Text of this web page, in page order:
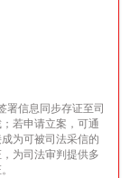
署信息同步存证至司
若申请立案，可通
为可被司法采信的
为司法审判提供多